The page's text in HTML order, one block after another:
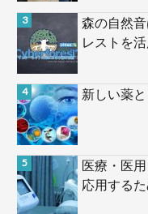
森の自然
レストを
新しい薬
医療・医
応用する